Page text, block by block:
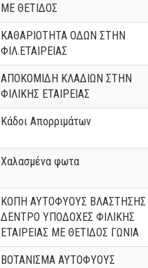
ΜΕ ΘΕΤΙΔΟΣ
ΚΑΘΑΡΙΟΤΗΤΑ ΟΔΩΝ ΣΤΗΝ
ΦΙΛ.ΕΤΑΙΡΕΙΑΣ
ΑΠΟΚΟΜΙΔΗ ΚΛΑΔΙΩΝ ΣΤΗΝ
ΦΙΛΙΚΗΣ ΕΤΑΙΡΕΙΑΣ
Κάδοι Απορριμάτων
Χαλασμένα φωτα
ΚΟΠΗ ΑΥΤΟΦΥΟΥΣ ΒΛΑΣΤΗΣΗΣ
ΔΕΝΤΡΟ ΥΠΟΔΟΧΕΣ ΦΙΛΙΚΗΣ
ΕΤΑΙΡΕΙΑΣ ΜΕ ΘΕΤΙΔΟΣ ΓΩΝΙΑ
ΒΟΤΑΝΙΣΜΑ ΑΥΤΟΦΥΟΥΣ